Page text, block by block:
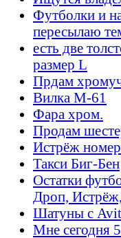
Футболки и
пересылаю
есть две
размер L
Прдам
Вилка М-61
Фара хром.
Продам
Истрёж
Такси Биг-Бен
Остатки
Дроп,
Шатуны с
Мне сегодня